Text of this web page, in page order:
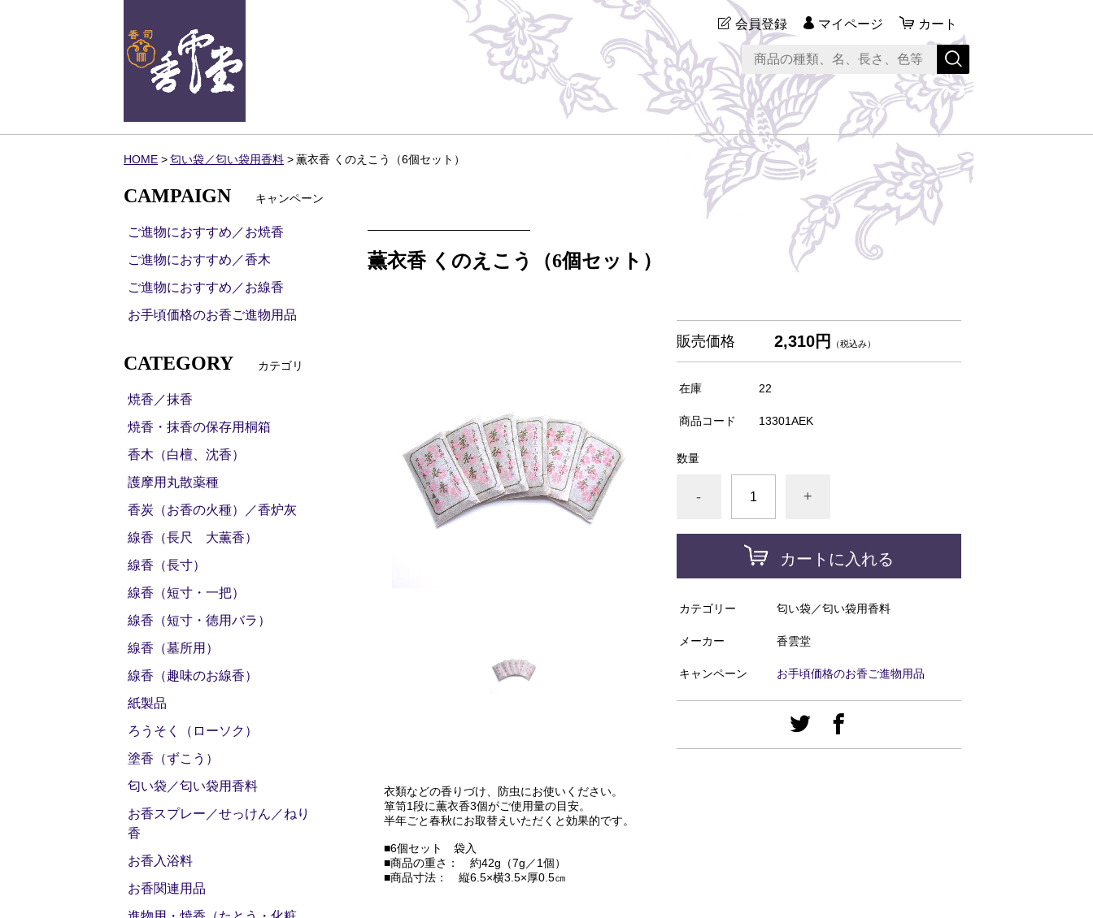
会員登録 マイページ カート
HOME 匂い袋／匂い袋用香料 薫衣香 くのえこう（6個セット）
薫衣香 くのえこう（6個セット）
販売価格 2,310円 （税込み）
在庫 22
商品コード 13301AEK
数量
- +
カートに入れる
カテゴリー 匂い袋／匂い袋用香料
メーカー 香雲堂
キャンペーン お手頃価格のお香ご進物用品
衣類などの香りづけ、防虫にお使いください。
箪笥1段に薫衣香3個がご使用量の目安。
半年ごと春秋にお取替えいただくと効果的です。
■6個セット 袋入
■商品の重さ： 約42g（7g／1個）
■商品寸法： 縦6.5×横3.5×厚0.5㎝
CAMPAIGN キャンペーン
ご進物におすすめ／お焼香
ご進物におすすめ／香木
ご進物におすすめ／お線香
お手頃価格のお香ご進物用品
CATEGORY カテゴリ
焼香／抹香
焼香・抹香の保存用桐箱
香木（白檀、沈香）
護摩用丸散薬種
香炭（お香の火種）／香炉灰
線香（長尺 大薫香）
線香（長寸）
線香（短寸・一把）
線香（短寸・徳用バラ）
線香（墓所用）
線香（趣味のお線香）
紙製品
ろうそく（ローソク）
塗香（ずこう）
匂い袋／匂い袋用香料
お香スプレー／せっけん／ねり
香
お香入浴料
お香関連用品